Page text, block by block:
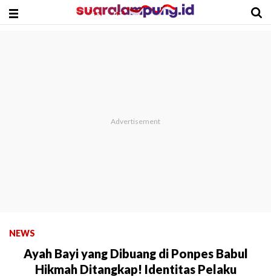
NEWS
Ayah Bayi yang Dibuang di Ponpes Babul
Hikmah Ditangkap! Identitas Pelaku